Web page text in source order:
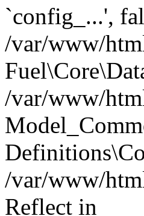
`config_...',
/var/www/
/var/www/
/var/www/
Reflect in